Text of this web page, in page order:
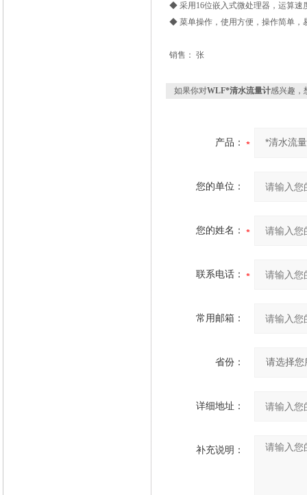
◆ 采用16位嵌入式微处理器，运算速
◆ 菜单操作，使用方便，操作简单，
销售： 张
如果你对WLF*清水流量计感兴趣，
产品：
您的单位：
您的姓名：
联系电话：
常用邮箱：
省份：
详细地址：
补充说明：